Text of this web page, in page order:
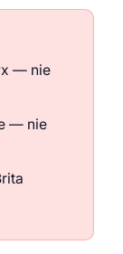
— nie
— nie